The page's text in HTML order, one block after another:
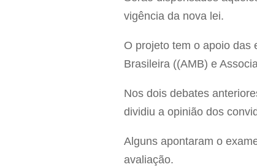
vigência da nova lei.
O projeto tem o apoio das
Brasileira ((AMB) e
Nos dois debates
dividiu a opinião dos
Alguns apontaram o
avaliação.